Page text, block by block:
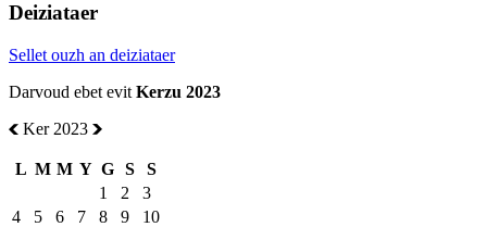
Deiziataer
Sellet ouzh an deiziataer
Darvoud ebet evit Kerzu 2023
Ker 2023
L M M Y G S
S
1
2
3
4
5 6 7 8 9
10